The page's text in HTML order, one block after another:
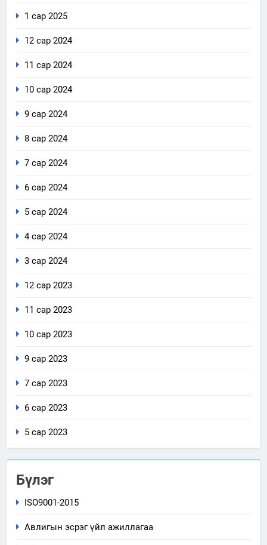
1 сар 2025
12 сар 2024
11 сар 2024
10 сар 2024
9 сар 2024
8 сар 2024
7 сар 2024
6 сар 2024
5 сар 2024
4 сар 2024
3 сар 2024
12 сар 2023
11 сар 2023
10 сар 2023
9 сар 2023
7 сар 2023
6 сар 2023
5 сар 2023
Бүлэг
ISO9001-2015
Авлигын эсрэг үйл ажиллагаа